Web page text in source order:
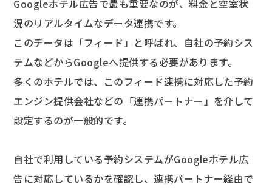
Googleホテル広告で最も重要なのが、料金と空室状
況のリアルタイムなデータ連携です。
このデータは「フィード」と呼ばれ、自社の予約シス
テムなどからGoogleへ提供する必要があります。
多くのホテルでは、このフィード連携に対応した予約
エンジン提供会社などの「連携パートナー」を介して
設定するのが一般的です。
自社で利用している予約システムがGoogleホテル広
告に対応しているかを確認し、連携パートナー経由で